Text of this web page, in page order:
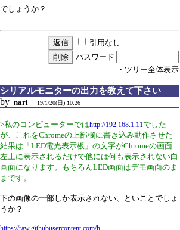
でしょうか？
引用なし
パスワード
・ツリー全体表示
シリアルモニターの出力を教えて下さい
by nari 19/1/20(日) 10:26
>私のコンピューターではhttp://192.168.1.11でした
が、これをChromeの上部欄に書き込み動作させた
結果は「LED電光表示板」の文字がChromeの画面
左上に表示されるだけで他には何も表示されない白
画面になります。もちろんLED画面はデモ画面のま
まです。
下の画像の一部しか表示されない、といことでしょ
うか？
https://raw.githubusercontent.com/h-